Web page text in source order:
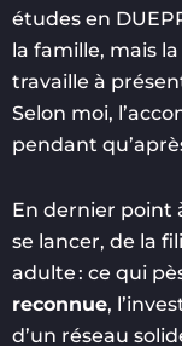
études en
la famille, mais
travaille à
Selon moi,
pendant
En dernier point
se lancer, de la
adulte : ce qui
reconnue,
d’un réseau